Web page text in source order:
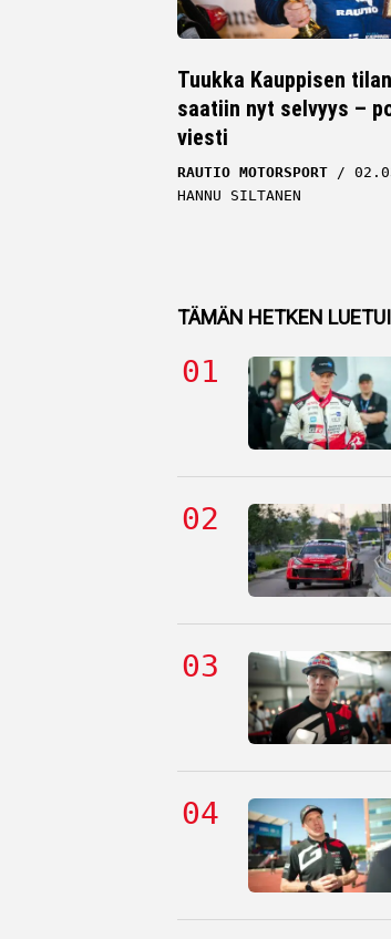
Tuukka Kauppisen
saatiin nyt selvyys –
viesti
RAUTIO MOTORSPORT
HANNU SILTANEN
TÄMÄN HETKEN